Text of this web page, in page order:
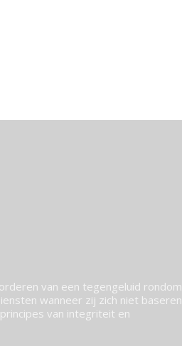
van een tegengeluid rondom
wanneer zij zich niet baseren
van integriteit en